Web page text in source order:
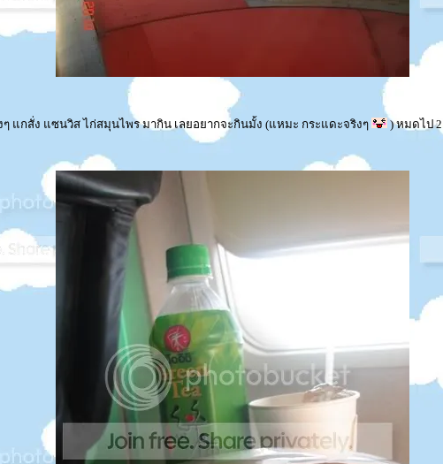
แกสั่ง แซนวิส ไก่สมุนไพร มากิน เลยอยากจะกินมั้ง (แหมะ กระแดะจริงๆ ) หมดไป 2